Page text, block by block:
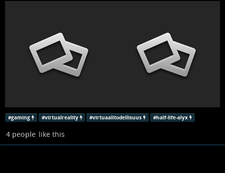
#gaming #virtualreality #virtuaalitodellisuus #half-life-alyx
4 people like this